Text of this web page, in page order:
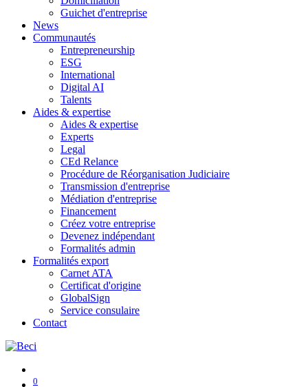
Guichet d'entreprise
News
Communautés
Entrepreneurship
ESG
International
Digital AI
Talents
Aides & expertise
Aides & expertise
Experts
Legal
CEd Relance
Procédure de Réorganisation Judiciaire
Transmission d'entreprise
Médiation d'entreprise
Financement
Créez votre entreprise
Devenez indépendant
Formalités admin
Formalités export
Carnet ATA
Certificat d'origine
GlobalSign
Service consulaire
Contact
0